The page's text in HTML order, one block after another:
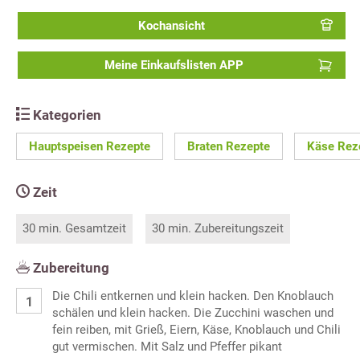
Kochansicht
Meine Einkaufslisten APP
Kategorien
Hauptspeisen Rezepte Braten Rezepte Käse
Zeit
30 min. Gesamtzeit 30 min. Zubereitungszeit
Zubereitung
Die Chili entkernen und klein hacken. Den Knoblauch
schälen und klein hacken. Die Zucchini waschen und
fein reiben, mit Grieß, Eiern, Käse, Knoblauch und Chili
gut vermischen. Mit Salz und Pfeffer pikant